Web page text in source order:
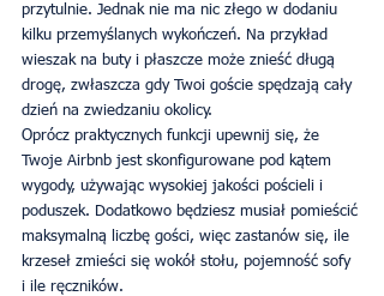
przytulnie. Jednak nie ma nic złego w dodaniu
kilku przemyślanych wykończeń. Na przykład
wieszak na buty i płaszcze może znieść długą
drogę, zwłaszcza gdy Twoi goście spędzają cały
dzień na zwiedzaniu okolicy.
Oprócz praktycznych funkcji upewnij się, że
Twoje Airbnb jest skonfigurowane pod kątem
wygody, używając wysokiej jakości pościeli i
poduszek. Dodatkowo będziesz musiał pomieścić
maksymalną liczbę gości, więc zastanów się, ile
krzeseł zmieści się wokół stołu, pojemność sofy
i ile ręczników.